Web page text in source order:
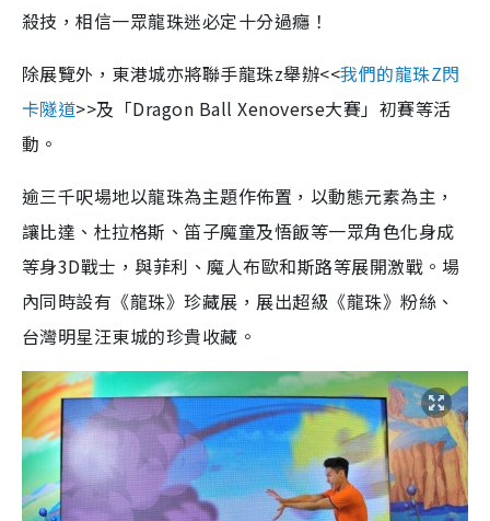
殺技，相信一眾龍珠迷必定十分過癮！
除展覽外，東港城亦將聯手龍珠z舉辦<<我們的龍珠Z閃
卡隧道>>及「Dragon Ball Xenoverse大賽」初賽等活
動。
逾三千呎場地以龍珠為主題作佈置，以動態元素為主，
讓比達、杜拉格斯、笛子魔童及悟飯等一眾角色化身成
等身3D戰士，與菲利、魔人布歐和斯路等展開激戰。場
內同時設有《龍珠》珍藏展，展出超級《龍珠》粉絲、
台灣明星汪東城的珍貴收藏。